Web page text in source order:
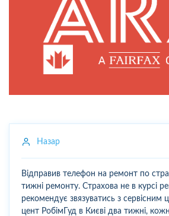
Назар
Відправив телефон на ремонт по
тижні ремонту. Страхова не в курсі
рекомендує звязуватись з сервісним
цент РобімГуд в Києві два тижні,